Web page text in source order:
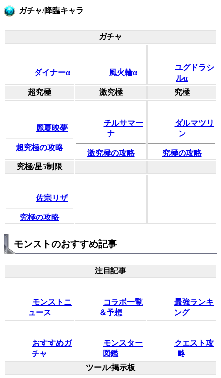
ガチャ/降臨キャラ
ガチャ
ダイナーα 風火輪α
ユグドラシ
ルα
超究極
激究極 究極
麗夏映夢
超究極の攻略
チルサマー
ナ
激究極の攻略
ダルマツリ
ン
究極の攻略
究極/星5制限
佐宗リザ
究極の攻略
モンストのおすすめ記事
注目記事
モンストニ
ュース
コラボ一覧
＆予想
最強ランキ
ング
おすすめガ
チャ
モンスター
図鑑
クエスト攻
略
ツール/掲示板